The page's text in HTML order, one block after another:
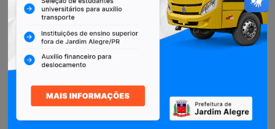
Restituição de Contribuintes